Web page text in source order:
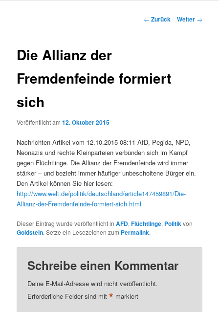
Beitragsnavigation
← Zurück Weiter →
Die Allianz der
Fremdenfeinde formiert
sich
Veröffentlicht am12. Oktober 2015
Nachrichten-Artikel vom 12.10.2015 08:11 AfD, Pegida, NPD,
Neonazis und rechte Kleinparteien verbünden sich im Kampf
gegen Flüchtlinge. Die Allianz der Fremdenfeinde wird immer
stärker – und bezieht immer häufiger unbescholtene Bürger ein.
Den Artikel können Sie hier lesen:
http://www.welt.de/politik/deutschland/article147459891/Die-
Allianz-der-Fremdenfeinde-formiert-sich.html
Dieser Eintrag wurde veröffentlicht inAFD,Flüchtlinge, Politikvon
Goldstein. Setze ein Lesezeichen zum Permalink.
Schreibe einen Kommentar
Deine E-Mail-Adresse wird nicht veröffentlicht.
Erforderliche Felder sind mit* markiert